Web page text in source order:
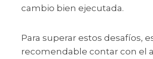
cambio bien ejecutada.
Para superar estos desafíos,
recomendable contar con el